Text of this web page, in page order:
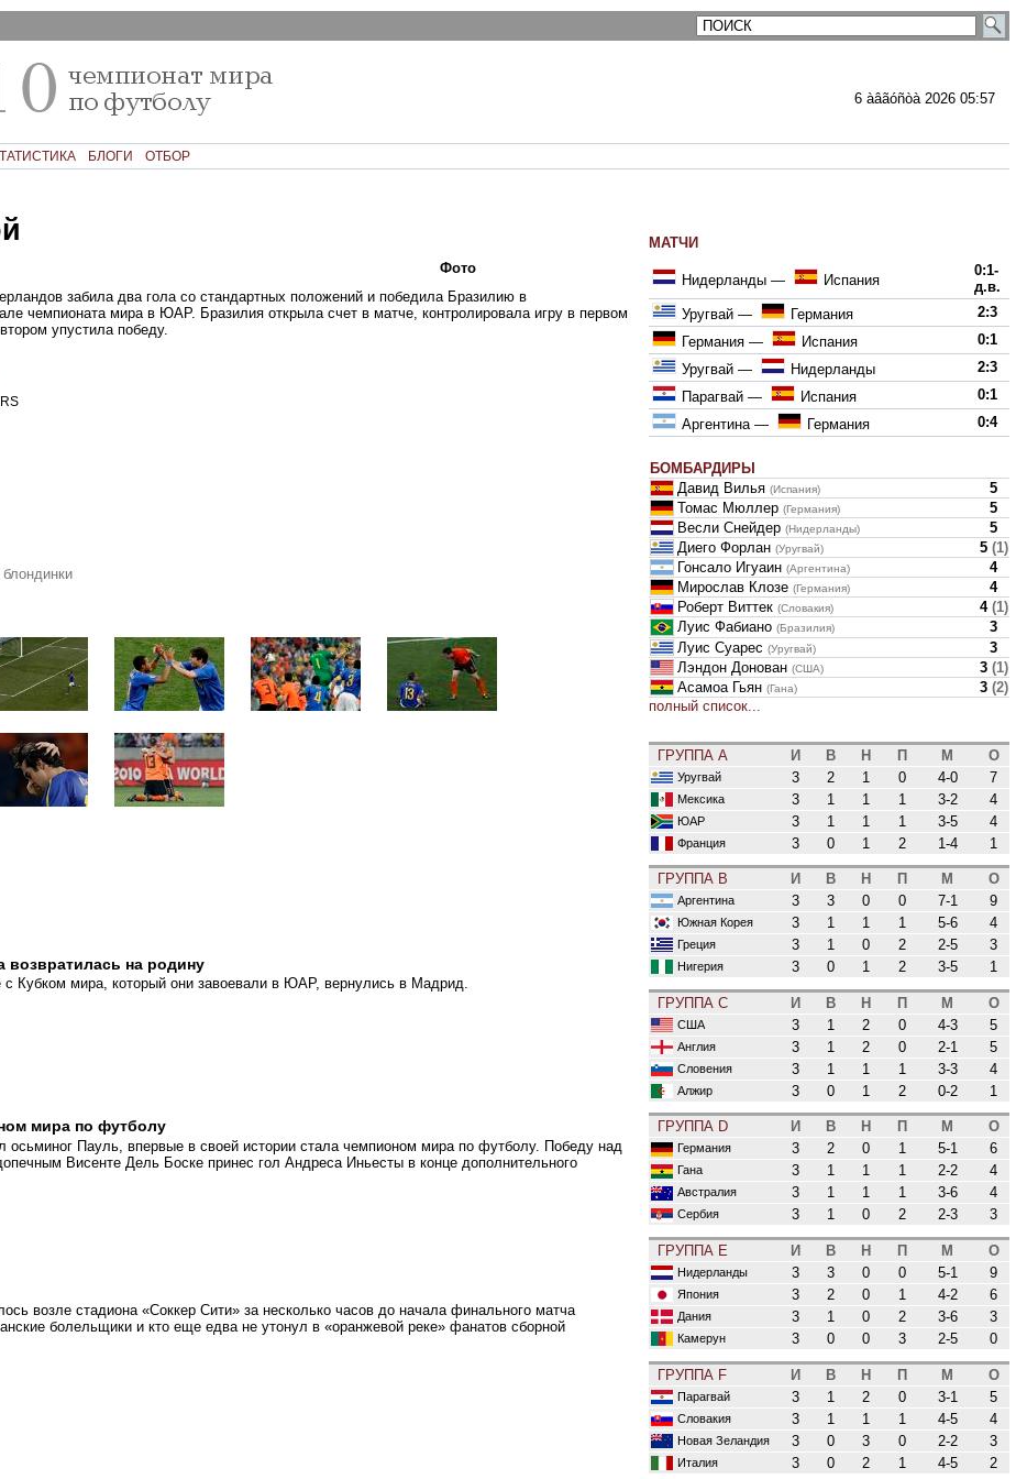
6 àâãóñòà 2026 05:57
БЛОГИ ОТБОР
Фото
забила два гола со стандартных положений и победила Бразилию в
чемпионата мира в ЮАР. Бразилия открыла счет в матче, контролировала игру в первом
упустила победу.
возвратилась на родину
с Кубком мира, который они завоевали в ЮАР, вернулись в Мадрид.
мира по футболу
осьминог Пауль, впервые в своей истории стала чемпионом мира по футболу. Победу над
Висенте Дель Боске принес гол Андреса Иньесты в конце дополнительного
возле стадиона «Соккер Сити» за несколько часов до начала финального матча
болельщики и кто еще едва не утонул в «оранжевой реке» фанатов сборной
МАТЧИ
Нидерланды — Испания
0:1-
д.в.
Уругвай — Германия
2:3
Германия — Испания
0:1
Уругвай — Нидерланды
2:3
Парагвай — Испания
0:1
Аргентина— Германия 0:4
БОМБАРДИРЫ
Давид Вилья (Испания)
5
Томас Мюллер (Германия)
5
Весли Снейдер (Нидерланды)
5
Диего Форлан (Уругвай) 5 (1)
Гонсало Игуаин (Аргентина)
4
Мирослав Клозе (Германия)
4
Роберт Виттек (Словакия) 4 (1)
Луис Фабиано (Бразилия)
3
Луис Суарес (Уругвай)
3
Лэндон Донован (США) 3 (1)
Асамоа Гьян (Гана) 3 (2)
полный список...
ГРУППА A И В Н П М О
Уругвай 3 2 1 0 4-0 7
Мексика 3 1 1 1 3-2 4
ЮАР 3 1 1 1 3-5 4
Франция 3 0 1 2 1-4 1
ГРУППА B И В Н П М О
Аргентина 3 3 0 0 7-1 9
Южная Корея 3 1 1 1 5-6 4
Греция 3 1 0 2 2-5 3
Нигерия 3 0 1 2 3-5 1
ГРУППА C И В Н П М О
США 3 1 2 0 4-3 5
Англия 3 1 2 0 2-1 5
Словения 3 1 1 1 3-3 4
Алжир 3 0 1 2 0-2 1
ГРУППА D И В Н П М О
Германия 3 2 0 1 5-1 6
Гана 3 1 1 1 2-2 4
Австралия 3 1 1 1 3-6 4
Сербия 3 1 0 2 2-3 3
ГРУППА E И В Н П М О
Нидерланды 3 3 0 0 5-1 9
Япония 3 2 0 1 4-2 6
Дания 3 1 0 2 3-6 3
Камерун 3 0 0 3 2-5 0
ГРУППА F И В Н П М О
Парагвай 3 1 2 0 3-1 5
Словакия 3 1 1 1 4-5 4
Новая Зеландия 3 0 3 0 2-2 3
Италия 3 0 2 1 4-5 2